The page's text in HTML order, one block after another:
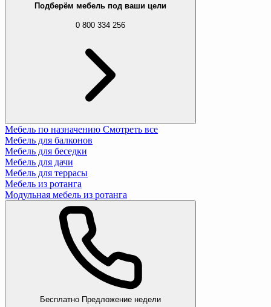
Подберём мебель под ваши цели
0 800 334 256
Мебель по назначению Смотреть все
Мебель для балконов
Мебель для беседки
Мебель для дачи
Мебель для террасы
Мебель из ротанга
Модульная мебель из ротанга
Бесплатно Предложение недели